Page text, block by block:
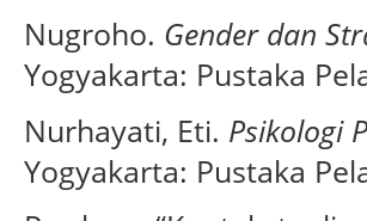
Nugroho. Gender dan
Yogyakarta: Pustaka
Nurhayati, Eti. Psikologi
Yogyakarta: Pustaka